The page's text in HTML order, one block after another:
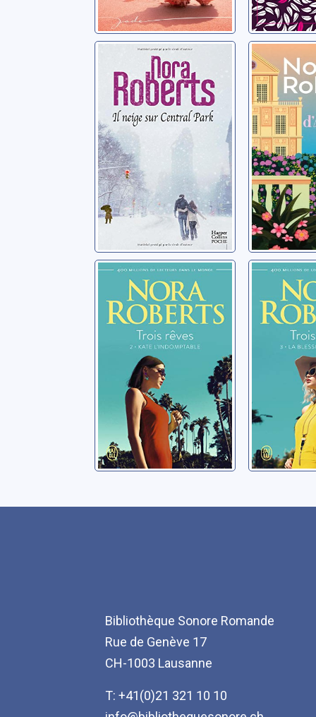
Il neige sur
Central Park
Roberts, Nora
Les
Roberts,
Trois rêves: 02:
Kate
l'indomptable
Roberts, Nora
Trois
La
Laura
Roberts,
Bibliothèque Sonore Romande
Rue de Genève 17
CH-1003 Lausanne
T: +41(0)21 321 10 10